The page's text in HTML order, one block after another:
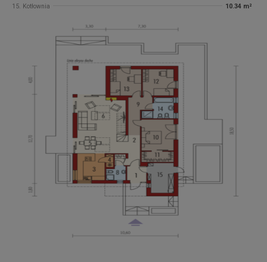
15. Kotłownia
10.34 m²